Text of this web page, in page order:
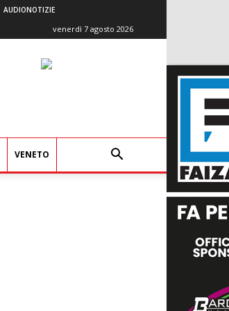
AUDIONOTIZIE
venerdì 7 agosto 2026
VENETO